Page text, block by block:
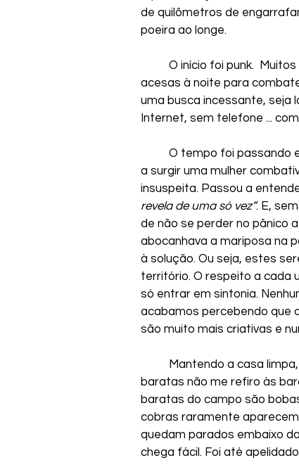
de quilômetros de
poeira ao longe.
acesas à noite para
uma busca incessante, seja
Internet, sem telefone ...
a surgir uma mulher
insuspeita. Passou a
revela de uma só vez”. E,
de não se perder no pânico
abocanhava a mariposa na
à solução. Ou seja, estes
território. O respeito a cada
só entrar em sintonia.
acabamos percebendo que
são muito mais criativas e
baratas não me refiro às
baratas do campo são
cobras raramente
quedam parados embaixo
chega fácil. Foi até